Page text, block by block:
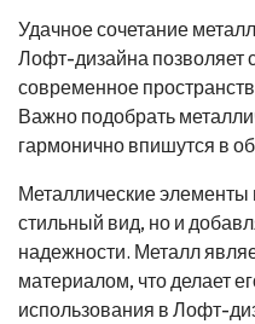
Удачное сочетание
Лофт-дизайна позволяет
современное
Важно подобрать
гармонично впишутся в
Металлические элементы
стильный вид, но и
надежности. Металл
материалом, что делает
использования в Лофт-